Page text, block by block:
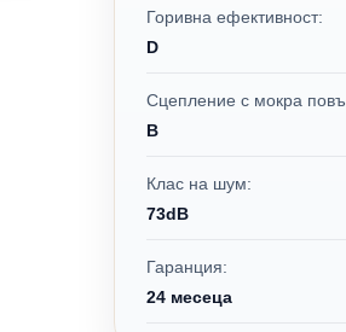
Горивна ефективност:
D
Сцепление с мокра
B
Клас на шум:
73dB
Гаранция:
24 месеца